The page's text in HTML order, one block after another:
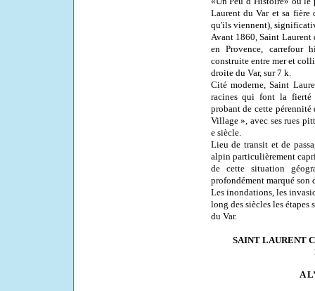
Laurent du Var et sa
qu'ils viennent),
Avant 1860, Saint Laurent
en Provence, carrefour
construite entre mer et
droite du Var, sur 7 k.
Cité moderne, Saint
racines qui font la fierté
probant de cette pérennité
Village », avec ses rues
e siècle.
Lieu de transit et de
alpin particulièrement
de cette situation
profondément marqué son
Les inondations, les
long des siècles les étapes
du Var.
SAINT LAURENT
A